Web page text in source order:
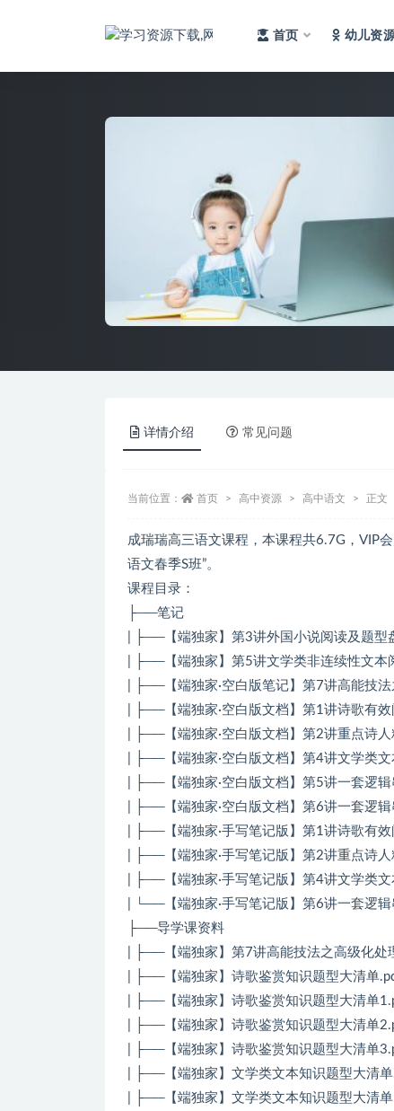
首页 幼儿资
详情介绍 常见问题
当前位置： 首页 高中资源 高中语文 正文
成瑞瑞高三语文课程，本课程共6.7G，VIP
语文春季S班”。
课程目录：
├──笔记
| ├──【端独家】第3讲外国小说阅读及题型
| ├──【端独家】第5讲文学类非连续性文本
| ├──【端独家·空白版笔记】第7讲高能技
| ├──【端独家·空白版文档】第1讲诗歌有
| ├──【端独家·空白版文档】第2讲重点诗
| ├──【端独家·空白版文档】第4讲文学类
| ├──【端独家·空白版文档】第5讲一套逻
| ├──【端独家·空白版文档】第6讲一套逻
| ├──【端独家·手写笔记版】第1讲诗歌有
| ├──【端独家·手写笔记版】第2讲重点诗
| ├──【端独家·手写笔记版】第4讲文学类
| └──【端独家·手写笔记版】第6讲一套逻
├──导学课资料
| ├──【端独家】第7讲高能技法之高级化处
| ├──【端独家】诗歌鉴赏知识题型大清单
| ├──【端独家】诗歌鉴赏知识题型大清单
| ├──【端独家】诗歌鉴赏知识题型大清单
| ├──【端独家】诗歌鉴赏知识题型大清单
| ├──【端独家】文学类文本知识题型大清
| ├──【端独家】文学类文本知识题型大清